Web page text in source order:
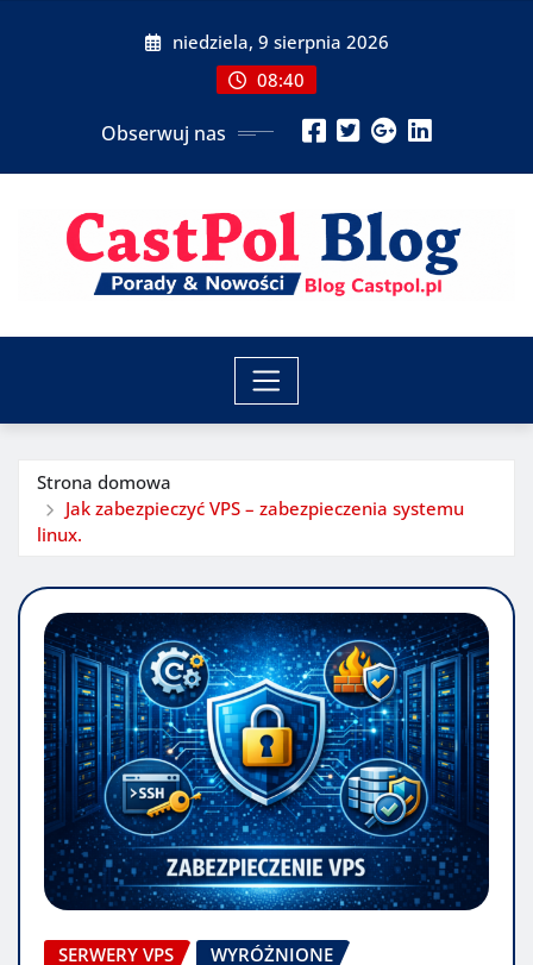
niedziela, 9 sierpnia 2026
08:40
Obserwuj nas
Strona domowa
Jak zabezpieczyć VPS – zabezpieczenia systemu
linux.
SERWERY VPS WYRÓŻNIONE